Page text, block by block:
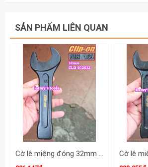
việc sử dụng trở nên rất chắc
lỏng lẻo như các loại mỏ lết
chất lượng kém khác.
Hãy liên hệ với kamy’s tools để
thông tin chi tiết sản phẩm mỏ
dài 300mm 151226-12”
SẢN PHẨM LIÊN QUAN
Cờ lê miệng đóng 32mm DIN133 Clip-On CLO-932032